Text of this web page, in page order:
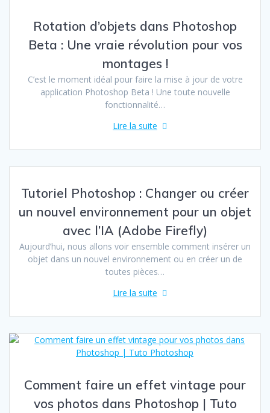
Rotation d’objets dans Photoshop
Beta : Une vraie révolution pour vos
montages !
C’est le moment idéal pour faire la mise à jour de votre
application Photoshop Beta ! Une toute nouvelle
fonctionnalité…
Lire la suite
Tutoriel Photoshop : Changer ou créer
un nouvel environnement pour un objet
avec l’IA (Adobe Firefly)
Aujourd’hui, nous allons voir ensemble comment insérer un
objet dans un nouvel environnement ou en créer un de
toutes pièces…
Lire la suite
Comment faire un effet vintage pour
vos photos dans Photoshop | Tuto